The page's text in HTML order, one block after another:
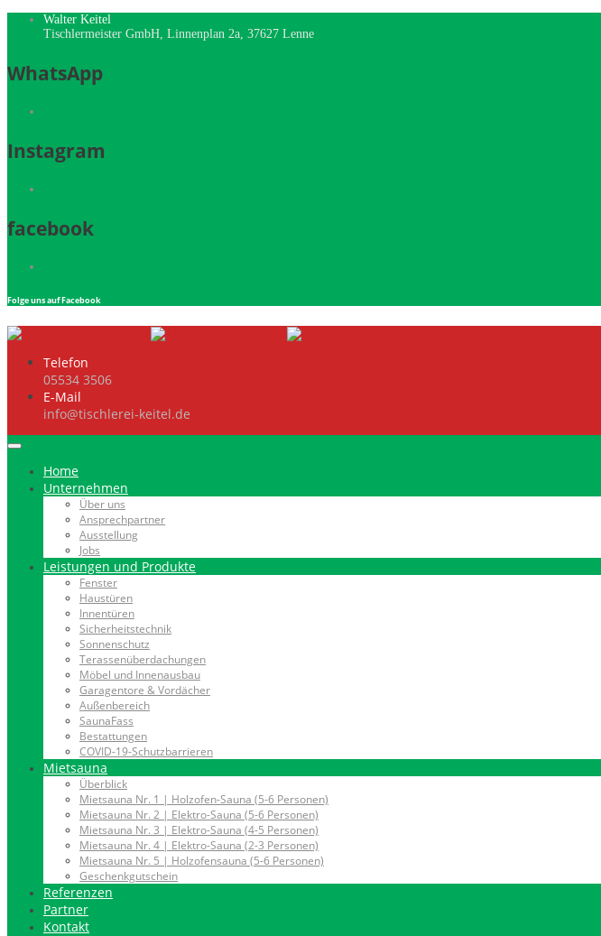
Walter Keitel
Tischlermeister GmbH, Linnenplan 2a, 37627 Lenne
WhatsApp
Instagram
facebook
Folge uns auf Facebook
Telefon
05534 3506
E-Mail
info@tischlerei-keitel.de
Home
Unternehmen
Über uns
Ansprechpartner
Ausstellung
Jobs
Leistungen und Produkte
Fenster
Haustüren
Innentüren
Sicherheitstechnik
Sonnenschutz
Terassenüberdachungen
Möbel und Innenausbau
Garagentore & Vordächer
Außenbereich
SaunaFass
Bestattungen
COVID-19-Schutzbarrieren
Mietsauna
Überblick
Mietsauna Nr. 1 | Holzofen-Sauna (5-6 Personen)
Mietsauna Nr. 2 | Elektro-Sauna (5-6 Personen)
Mietsauna Nr. 3 | Elektro-Sauna (4-5 Personen)
Mietsauna Nr. 4 | Elektro-Sauna (2-3 Personen)
Mietsauna Nr. 5 | Holzofensauna (5-6 Personen)
Geschenkgutschein
Referenzen
Partner
Kontakt